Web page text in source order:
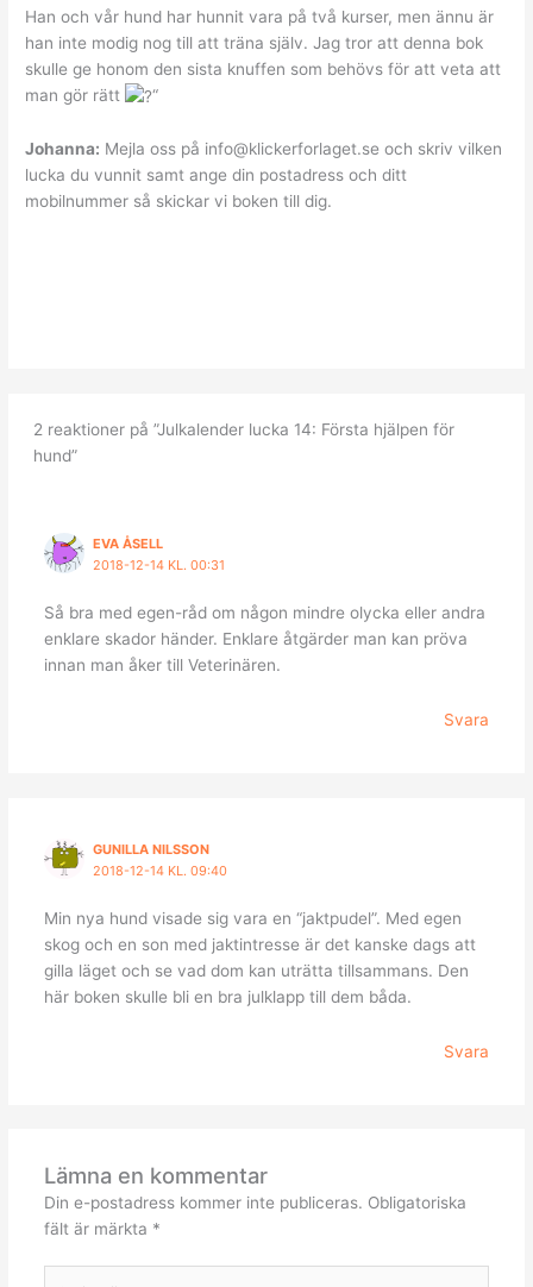
Han och vår hund har hunnit vara på två kurser, men ännu är
han inte modig nog till att träna själv. Jag tror att denna bok
skulle ge honom den sista knuffen som behövs för att veta att
man gör rätt
“
Johanna: Mejla oss på info@klickerforlaget.se och skriv vilken
lucka du vunnit samt ange din postadress och ditt
mobilnummer så skickar vi boken till dig.
2 reaktioner på ”Julkalender lucka 14: Första hjälpen för
hund”
EVA ÅSELL
2018-12-14 KL. 00:31
Så bra med egen-råd om någon mindre olycka eller andra
enklare skador händer. Enklare åtgärder man kan pröva
innan man åker till Veterinären.
Svara
GUNILLA NILSSON
2018-12-14 KL. 09:40
Min nya hund visade sig vara en “jaktpudel”. Med egen
skog och en son med jaktintresse är det kanske dags att
gilla läget och se vad dom kan uträtta tillsammans. Den
här boken skulle bli en bra julklapp till dem båda.
Svara
Lämna en kommentar
Din e-postadress kommer inte publiceras. Obligatoriska
fält är märkta *